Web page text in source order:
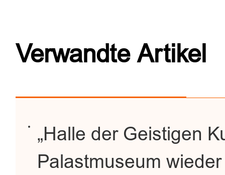
Verwandte Artikel
„Halle der Geistigen
Palastmuseum